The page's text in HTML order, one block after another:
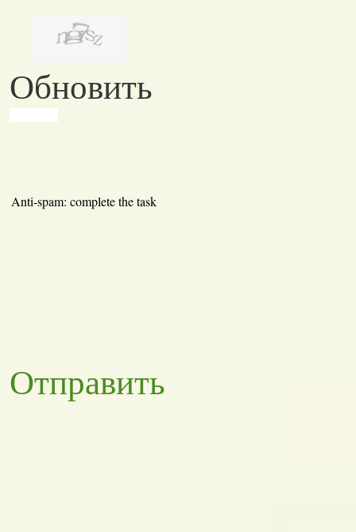
Обновить
Anti-spam: complete the task
Отправить